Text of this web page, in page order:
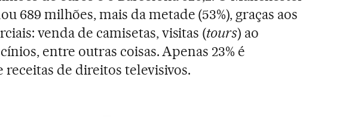
689 milhões, mais da metade (53%), graças aos
venda de camisetas, visitas (tours) ao
entre outras coisas. Apenas 23% é
de direitos televisivos.